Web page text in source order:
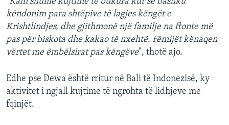
këndonim para shtëpive të lagjes këngët e
Krishtlindjes, dhe gjithmonë një familje na ftonte më
pas për biskota dhe kakao të nxehtë. Fëmijët kënaqen
vërtet me ëmbëlsirat pas këngëve", thotë ajo.
Edhe pse Dewa është rritur në Bali të Indonezisë, ky
aktivitet i ngjall kujtime të ngrohta të lidhjeve me
fqinjët.